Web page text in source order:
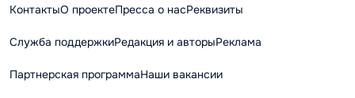
КонтактыО проектеПресса о насРеквизиты
Служба поддержкиРедакция и авторыРеклама
Партнерская программаНаши вакансии